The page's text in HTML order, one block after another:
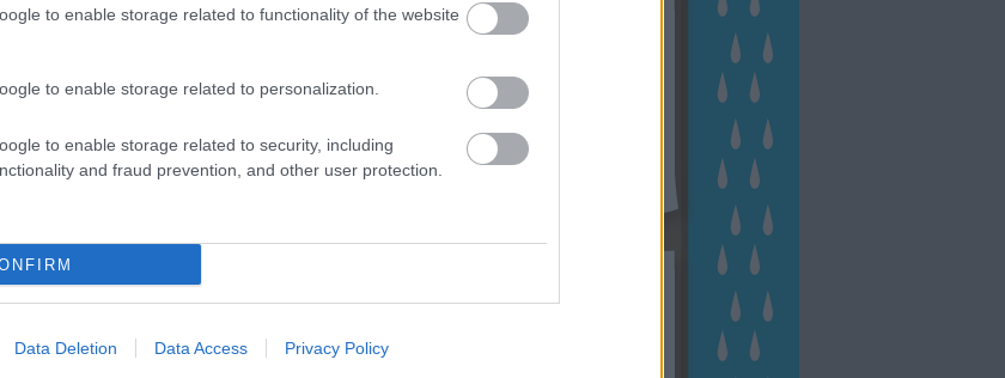
to enable storage related to functionality of the website
to enable storage related to personalization.
to enable storage related to security, including
and fraud prevention, and other user protection.
Data Deletion Data Access Privacy Policy
Budapest (45) dísznövény